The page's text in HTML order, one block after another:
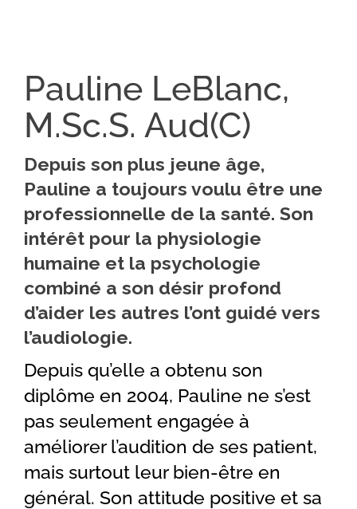
Pauline LeBlanc,
M.Sc.S. Aud(C)
Depuis son plus jeune âge,
Pauline a toujours voulu être une
professionnelle de la santé. Son
intérêt pour la physiologie
humaine et la psychologie
combiné a son désir profond
d’aider les autres l’ont guidé vers
l’audiologie.
Depuis qu’elle a obtenu son
diplôme en 2004, Pauline ne s’est
pas seulement engagée à
améliorer l’audition de ses patient,
mais surtout leur bien-être en
général. Son attitude positive et sa